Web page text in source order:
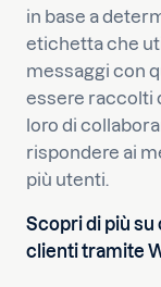
in base a
etichetta che
messaggi con
essere raccolti
loro di
rispondere ai
più utenti.
Scopri di più
clienti tramite